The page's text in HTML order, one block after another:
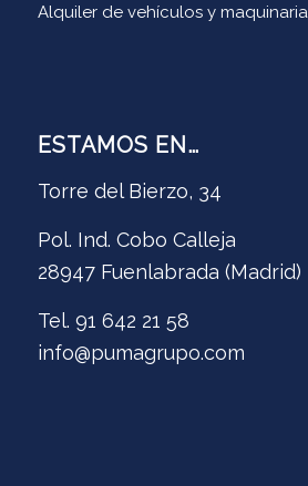
Alquiler de vehículos y maquinaria.
ESTAMOS EN…
Torre del Bierzo, 34
Pol. Ind. Cobo Calleja
28947 Fuenlabrada (Madrid)
Tel. 91 642 21 58
info@pumagrupo.com